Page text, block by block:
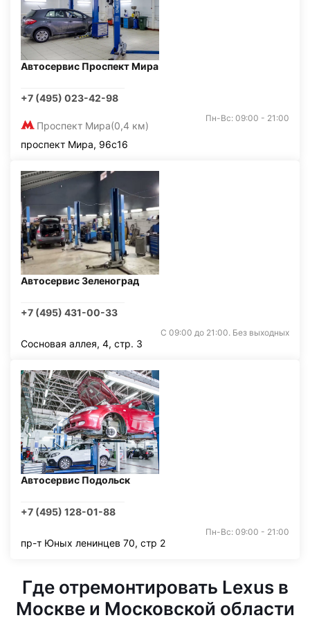
Автосервис Проспект Мира
+7 (495) 023-42-98
Проспект Мира(0,4 км)
Пн-Вс: 09:00 - 21:00
проспект Мира, 96с16
Автосервис Зеленоград
+7 (495) 431-00-33
С 09:00 до 21:00. Без выходных
Сосновая аллея, 4, стр. 3
Автосервис Подольск
+7 (495) 128-01-88
Пн-Вс: 09:00 - 21:00
пр-т Юных ленинцев 70, стр 2
Где отремонтировать Lexus в
Москве и Московской области